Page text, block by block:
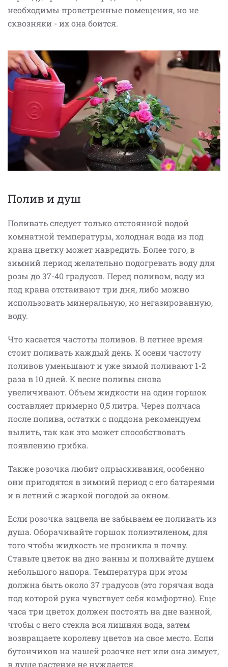
необходимы проветренные помещения, но не
сквозняки - их она боится.
Полив и душ
Поливать следует только отстоянной водой
комнатной температуры, холодная вода из под
крана цветку может навредить. Более того, в
зимний период желательно подогревать воду для
розы до 37-40 градусов. Перед поливом, воду из
под крана отстаивают три дня, либо можно
использовать минеральную, но негазированную,
воду.
Что касается частоты поливов. В летнее время
стоит поливать каждый день. К осени частоту
поливов уменьшают и уже зимой поливают 1-2
раза в 10 дней. К весне поливы снова
увеличивают. Объем жидкости на один горшок
составляет примерно 0,5 литра. Через полчаса
после полива, остатки с поддона рекомендуем
вылить, так как это может способствовать
появлению грибка.
Также розочка любит опрыскивания, особенно
они пригодятся в зимний период с его батареями
и в летний с жаркой погодой за окном.
Если розочка зацвела не забываем ее поливать из
душа. Оборачивайте горшок полиэтиленом, для
того чтобы жидкость не проникла в почву.
Ставьте цветок на дно ванны и поливайте душем
небольшого напора. Температура при этом
должна быть около 37 градусов (это горячая вода
под которой рука чувствует себя комфортно). Еще
часа три цветок должен постоять на дне ванной,
чтобы с него стекла вся лишняя вода, затем
возвращаете королеву цветов на свое место. Если
бутончиков на нашей розочке нет или она зимует,
в душе растение не нуждается.